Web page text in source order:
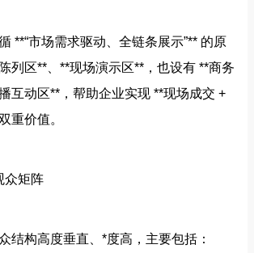
**“市场需求驱动、全链条展示”** 的原
列区**、**现场演示区**，也设有 **商务
互动区**，帮助企业实现 **现场成交 +
重价值。
众矩阵
结构高度垂直、*度高，主要包括：